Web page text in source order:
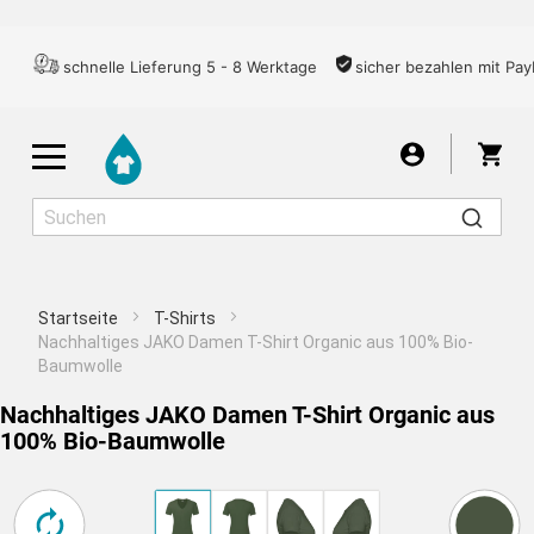
schnelle Lieferung 5 - 8 Werktage sicher bezahlen mit
Herren
T-SHIRTS
LONGSLEEVES
Damen Kinder
Startseite
T-Shirts
Nachhaltiges JAKO Damen T-Shirt Organic aus 100% Bio-
Baumwolle
Nachhaltiges JAKO Damen T-Shirt Organic aus
100% Bio-Baumwolle
Motiv wählen
Übernehmen
Für ein gutes Druckergebnis empfehlen wir Ihnen,
das Bild aufgrund der zu geringen Auflösung nicht
Ich nehme das Risiko in Kauf